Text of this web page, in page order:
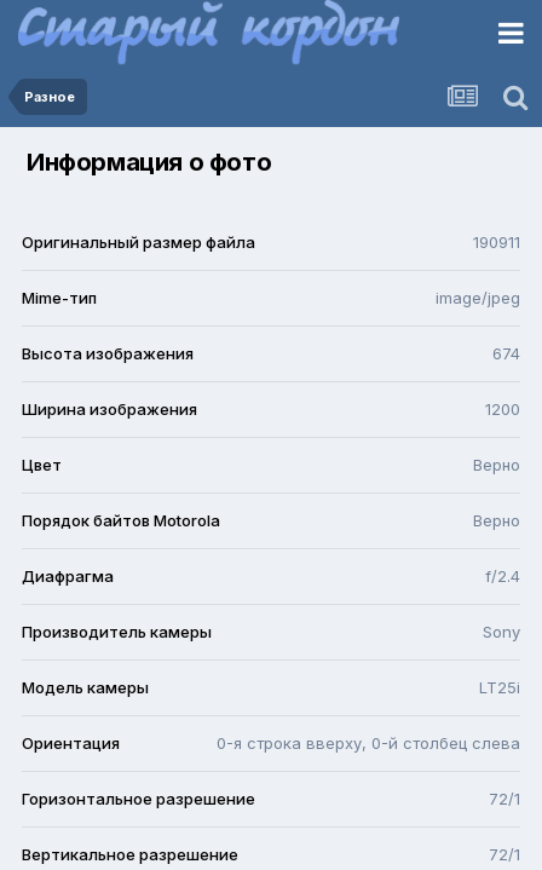
Разное
Информация о фото
Оригинальный размер файла 190911
Mime-тип image/jpeg
Высота изображения 674
Ширина изображения 1200
Цвет Верно
Порядок байтов Motorola Верно
Диафрагма f/2.4
Производитель камеры Sony
Модель камеры LT25i
Ориентация 0-я строка вверху, 0-й столбец слева
Горизонтальное разрешение 72/1
Вертикальное разрешение 72/1